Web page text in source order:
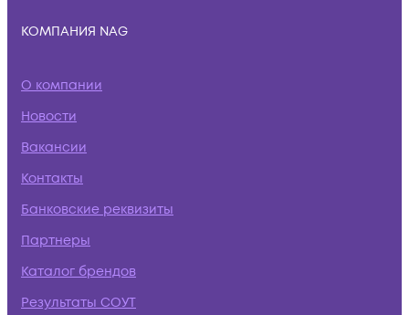
КОМПАНИЯ NAG
О компании
Новости
Вакансии
Контакты
Банковские реквизиты
Партнеры
Каталог брендов
Результаты СОУТ